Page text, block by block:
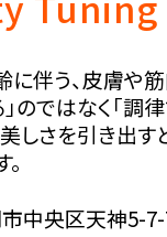
に伴う、皮膚や
のではなく「調
しさを引き出す
中央区天神5-7-